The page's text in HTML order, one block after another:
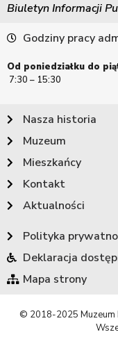
Biuletyn Informacji
Godziny pracy
Od poniedziałku do
7:30 – 15:30
Nasza historia
Muzeum
Mieszkańcy
Kontakt
Aktualności
Polityka
Deklaracja
Mapa strony
© 2018-2025 Muzeum